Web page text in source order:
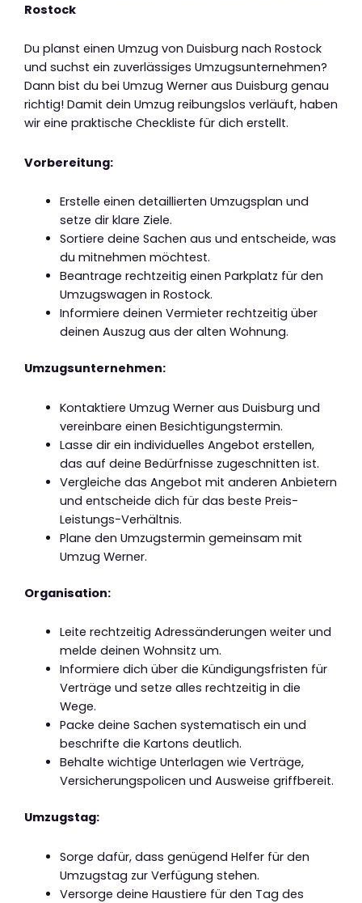
Rostock
Du planst einen Umzug von Duisburg nach Rostock
und suchst ein zuverlässiges Umzugsunternehmen?
Dann bist du bei Umzug Werner aus Duisburg genau
richtig! Damit dein Umzug reibungslos verläuft, haben
wir eine praktische Checkliste für dich erstellt.
Vorbereitung:
Erstelle einen detaillierten Umzugsplan und
setze dir klare Ziele.
Sortiere deine Sachen aus und entscheide, was
du mitnehmen möchtest.
Beantrage rechtzeitig einen Parkplatz für den
Umzugswagen in Rostock.
Informiere deinen Vermieter rechtzeitig über
deinen Auszug aus der alten Wohnung.
Umzugsunternehmen:
Kontaktiere Umzug Werner aus Duisburg und
vereinbare einen Besichtigungstermin.
Lasse dir ein individuelles Angebot erstellen,
das auf deine Bedürfnisse zugeschnitten ist.
Vergleiche das Angebot mit anderen Anbietern
und entscheide dich für das beste Preis-
Leistungs-Verhältnis.
Plane den Umzugstermin gemeinsam mit
Umzug Werner.
Organisation:
Leite rechtzeitig Adressänderungen weiter und
melde deinen Wohnsitz um.
Informiere dich über die Kündigungsfristen für
Verträge und setze alles rechtzeitig in die
Wege.
Packe deine Sachen systematisch ein und
beschrifte die Kartons deutlich.
Behalte wichtige Unterlagen wie Verträge,
Versicherungspolicen und Ausweise griffbereit.
Umzugstag:
Sorge dafür, dass genügend Helfer für den
Umzugstag zur Verfügung stehen.
Versorge deine Haustiere für den Tag des